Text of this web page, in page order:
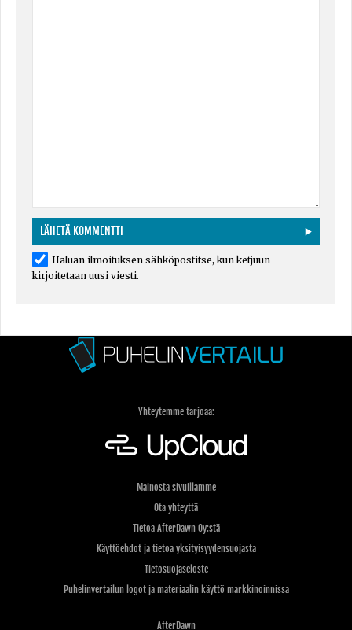
Haluan ilmoituksen sähköpostitse, kun ketjuun
kirjoitetaan uusi viesti.
Yhteytemme tarjoaa:
Mainosta sivuillamme
Ota yhteyttä
Tietoa AfterDawn Oy:stä
Käyttöehdot ja tietoa yksityisyydensuojasta
Tietosuojaseloste
Puhelinvertailun logot ja materiaalin käyttö markkinoinnissa
AfterDawn